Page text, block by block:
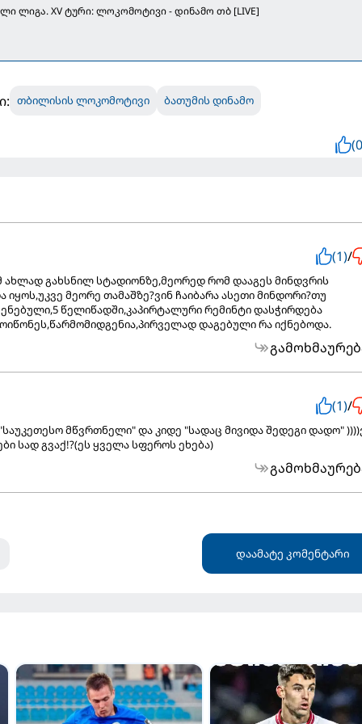
ლიგა. XV ტური: ლოკომოტივი - დინამო თბ [LIVE]
თბილისის ლოკომოტივი ბათუმის დინამო
(1)/
გახსნილ სტადიონზე,მეორედ რომ დააგეს მინდვრის
მეორე თამაშზე?ვინ ჩაიბარა ასეთი მინდორი?თუ
წელიწადში,კაპირტალური რემინტი დასჭირდება
დაგებული რა იქნებოდა.
(1)/
მწვრთნელი" და კიდე "სადაც მივიდა შედეგი დადო"
სად გვაქ!?(ეს ყველა სფეროს ეხება)
დაამატე კომენტარი